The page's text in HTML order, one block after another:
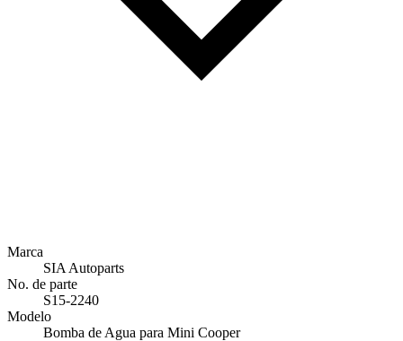
Marca
SIA Autoparts
No. de parte
S15-2240
Modelo
Bomba de Agua para Mini Cooper